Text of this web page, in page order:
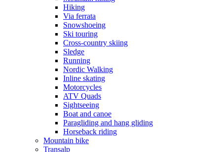
Hiking
Via ferrata
Snowshoeing
Ski touring
Cross-country skiing
Sledge
Running
Nordic Walking
Inline skating
Motorcycles
ATV Quads
Sightseeing
Boat and canoe
Paragliding and hang gliding
Horseback riding
Mountain bike
Transalp